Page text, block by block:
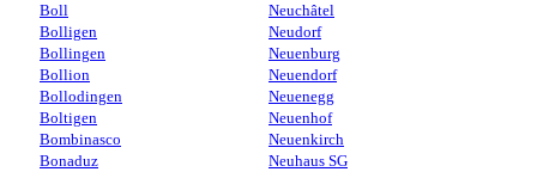
Boll
Bolligen
Bollingen
Bollion
Bollodingen
Boltigen
Bombinasco
Bonaduz
Neuchâtel
Neudorf
Neuenburg
Neuendorf
Neuenegg
Neuenhof
Neuenkirch
Neuhaus SG